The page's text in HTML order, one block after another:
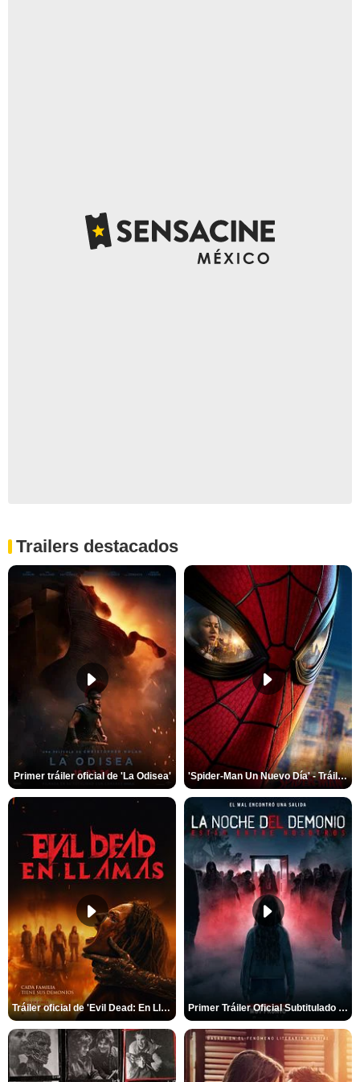
Trailers destacados
Primer tráiler oficial de 'La Odisea' 'Spider-Man Un Nuevo Día' - Tráiler oficial subtitulado
Tráiler oficial de 'Evil Dead: En Llamas' Primer Tráiler Oficial Subtitulado de 'La Noche Del Demonio: Están Entre Nosotros'